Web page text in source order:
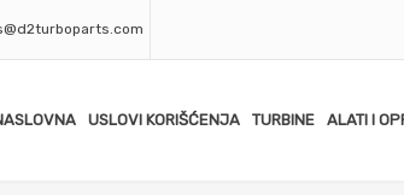
USLOVI KORIŠĆENJA TURBINE ALATI I